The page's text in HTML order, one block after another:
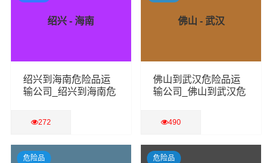
绍兴 - 海南
绍兴到海南危险品运
输公司_绍兴到海南危
272
查看详细
佛山 - 武汉
佛山到武汉危险品运
输公司_佛山到武汉危
490
查看详细
危险品 危险品